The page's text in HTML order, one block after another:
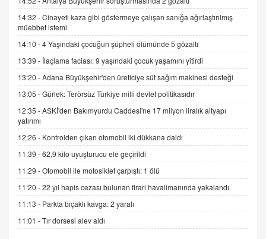
ADEM AKÖL
Esed Destekçilerinin Yüzüne Vurulan Şamar:
Sednaya
11.12.2024 12:30
DR. EKREM ASLAN
Gerçek Ne, Algı Ne? "Beraber Yürüyoruz"
Cümlesinin Peşinden
GÖNÜL MENEKŞE
Şifacının Yolu
04.11.2025 12:56
AV. RÜMEYSA ÖZKALE
Kira Uyuşmazlıklarında Dava Açmadan Önce
Arabulucuya Başvuru Şartı
14:32 -Cinayeti kaza gibi göstermeye çalışan sanığa ağırlaştırılmış
müebbet istemi
14:10 -4 Yaşındaki çocuğun şüpheli ölümünde 5 gözaltı
13:39 - İlaçlama faciası: 9 yaşındaki çocuk yaşamını yitirdi
13:20 -Adana Büyükşehir'den üreticiye süt sağım makinesi desteği
13:05 -Gürlek: Terörsüz Türkiye milli devlet politikasıdır
12:35 -ASKİ'den Bakımyurdu Caddesi'ne 17 milyon liralık altyapı
yatırımı
12:26 - Kontrolden çıkan otomobil iki dükkana daldı
11:39 -62,9 kilo uyuşturucu ele geçirildi
11:29 -Otomobil ile motosiklet çarpıştı: 1 ölü
11:20 -22 yıl hapis cezası bulunan firari havalimanında yakalandı
11:13 - Parkta bıçaklı kavga: 2 yaralı
11:01 -Tır dorsesi alev aldı